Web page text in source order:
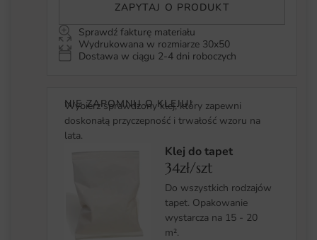
ZAPYTAJ O PRODUKT
Sprawdź fakturę materiału
Wydrukowana w rozmiarze 30x50
Dostawa w ciągu 2-4 dni roboczych
NIE ZAPOMNIJ O KLEJU!
Wybierz sprawdzony klej, który zapewni
doskonałą przyczepność i trwałość wzoru na
lata.
Klej do tapet
34zł/szt
Do wszystkich rodzajów
tapet. Opakowanie
wystarcza na 15 - 20
m².